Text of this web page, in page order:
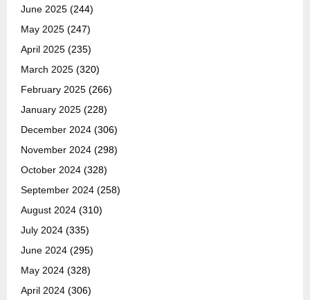
June 2025 (244)
May 2025 (247)
April 2025 (235)
March 2025 (320)
February 2025 (266)
January 2025 (228)
December 2024 (306)
November 2024 (298)
October 2024 (328)
September 2024 (258)
August 2024 (310)
July 2024 (335)
June 2024 (295)
May 2024 (328)
April 2024 (306)